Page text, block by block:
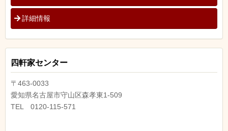
詳細情報
四軒家センター
〒463-0033
愛知県名古屋市守山区森孝東1-509
TEL 0120-115-571